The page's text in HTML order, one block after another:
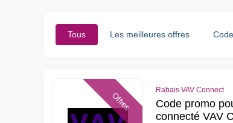
Tous Les meilleures offres
Offres
Rabais VAV Connect
Code promo
connecté VAV